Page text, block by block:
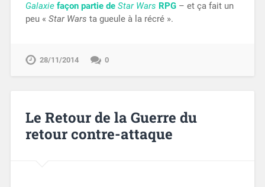
Galaxiefaçon partie de Star Wars RPG– et ça fait un
peu « Star Wars ta gueule à la récré ».
28/11/2014 0
Le Retour de la Guerre du
retour contre-attaque